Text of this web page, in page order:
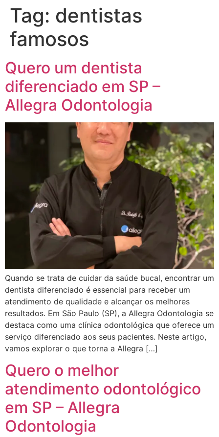
Tag: dentistas
famosos
Quero um dentista
diferenciado em SP –
Allegra Odontologia
Quando se trata de cuidar da saúde bucal, encontrar um
dentista diferenciado é essencial para receber um
atendimento de qualidade e alcançar os melhores
resultados. Em São Paulo (SP), a Allegra Odontologia se
destaca como uma clínica odontológica que oferece um
serviço diferenciado aos seus pacientes. Neste artigo,
vamos explorar o que torna a Allegra […]
Quero o melhor
atendimento odontológico
em SP – Allegra
Odontologia